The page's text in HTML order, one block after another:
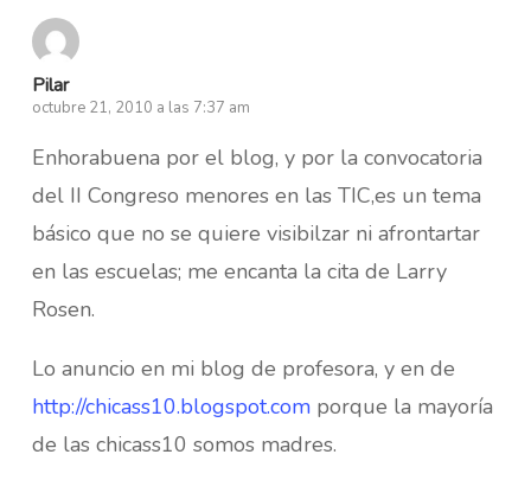
Pilar
octubre 21, 2010 a las 7:37 am
Enhorabuena por el blog, y por la convocatoria
del II Congreso menores en las TIC,es un tema
básico que no se quiere visibilzar ni afrontartar
en las escuelas; me encanta la cita de Larry
Rosen.
Lo anuncio en mi blog de profesora, y en de
http://chicass10.blogspot.comporque la mayoría
de las chicass10 somos madres.